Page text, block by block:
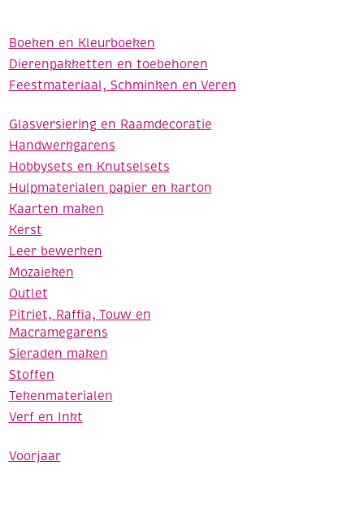
Boeken en Kleurboeken
Dierenpakketten en toebehoren
Feestmateriaal, Schminken en Veren
Glasversiering en Raamdecoratie
Handwerkgarens
Hobbysets en Knutselsets
Hulpmaterialen papier en karton
Kaarten maken
Kerst
Leer bewerken
Mozaieken
Outlet
Pitriet, Raffia, Touw en
Macramegarens
Sieraden maken
Stoffen
Tekenmaterialen
Verf en Inkt
Voorjaar